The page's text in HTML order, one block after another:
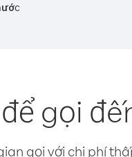
gọi
gọi với chi phí